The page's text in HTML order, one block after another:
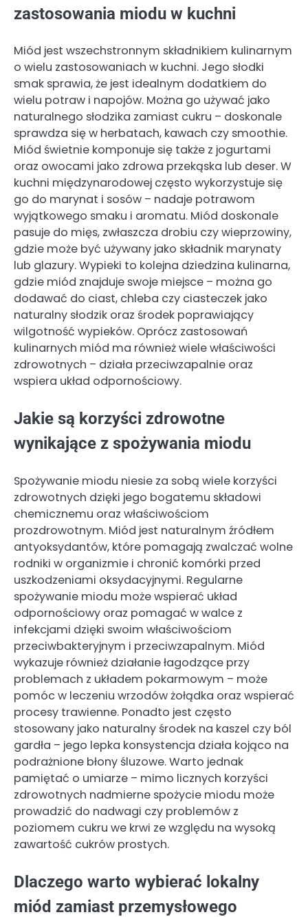
zastosowania miodu w kuchni
Miód jest wszechstronnym składnikiem kulinarnym
o wielu zastosowaniach w kuchni. Jego słodki
smak sprawia, że jest idealnym dodatkiem do
wielu potraw i napojów. Można go używać jako
naturalnego słodzika zamiast cukru – doskonale
sprawdza się w herbatach, kawach czy smoothie.
Miód świetnie komponuje się także z jogurtami
oraz owocami jako zdrowa przekąska lub deser. W
kuchni międzynarodowej często wykorzystuje się
go do marynat i sosów – nadaje potrawom
wyjątkowego smaku i aromatu. Miód doskonale
pasuje do mięs, zwłaszcza drobiu czy wieprzowiny,
gdzie może być używany jako składnik marynaty
lub glazury. Wypieki to kolejna dziedzina kulinarna,
gdzie miód znajduje swoje miejsce – można go
dodawać do ciast, chleba czy ciasteczek jako
naturalny słodzik oraz środek poprawiający
wilgotność wypieków. Oprócz zastosowań
kulinarnych miód ma również wiele właściwości
zdrowotnych – działa przeciwzapalnie oraz
wspiera układ odpornościowy.
Jakie są korzyści zdrowotne
wynikające z spożywania miodu
Spożywanie miodu niesie za sobą wiele korzyści
zdrowotnych dzięki jego bogatemu składowi
chemicznemu oraz właściwościom
prozdrowotnym. Miód jest naturalnym źródłem
antyoksydantów, które pomagają zwalczać wolne
rodniki w organizmie i chronić komórki przed
uszkodzeniami oksydacyjnymi. Regularne
spożywanie miodu może wspierać układ
odpornościowy oraz pomagać w walce z
infekcjami dzięki swoim właściwościom
przeciwbakteryjnym i przeciwzapalnym. Miód
wykazuje również działanie łagodzące przy
problemach z układem pokarmowym – może
pomóc w leczeniu wrzodów żołądka oraz wspierać
procesy trawienne. Ponadto jest często
stosowany jako naturalny środek na kaszel czy ból
gardła – jego lepka konsystencja działa kojąco na
podrażnione błony śluzowe. Warto jednak
pamiętać o umiarze – mimo licznych korzyści
zdrowotnych nadmierne spożycie miodu może
prowadzić do nadwagi czy problemów z
poziomem cukru we krwi ze względu na wysoką
zawartość cukrów prostych.
Dlaczego warto wybierać lokalny
miód zamiast przemysłowego